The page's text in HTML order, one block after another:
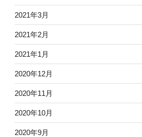
2021年3月
2021年2月
2021年1月
2020年12月
2020年11月
2020年10月
2020年9月